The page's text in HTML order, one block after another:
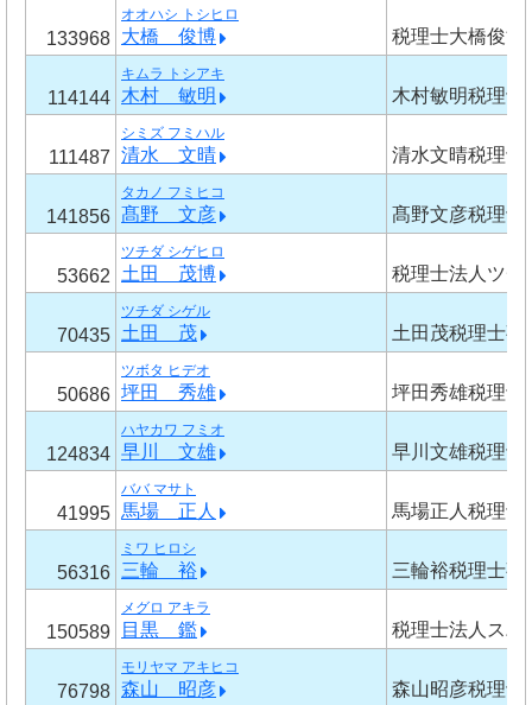
133968
オオハシ トシヒロ
大橋 俊博 税理士大橋俊博
114144
キムラ トシアキ
木村 敏明 木村敏明税理士
111487
シミズ フミハル
清水 文晴 清水文晴税理士
141856
タカノ フミヒコ
髙野 文彦 髙野文彦税理士
53662
ツチダ シゲヒロ
土田 茂博 税理士法人ツチ
70435
ツチダ シゲル
土田 茂 土田茂税理士事
50686
ツボタ ヒデオ
坪田 秀雄 坪田秀雄税理士
124834
ハヤカワ フミオ
早川 文雄 早川文雄税理士
41995
ババ マサト
馬場 正人 馬場正人税理士
56316
ミワ ヒロシ
三輪 裕 三輪裕税理士事
150589
メグロ アキラ
目黒 鑑 税理士法人ス
76798
モリヤマ アキヒコ
森山 昭彦 森山昭彦税理士